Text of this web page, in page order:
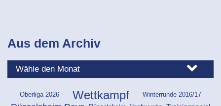
Aus dem Archiv
Oberliga 2026 Wettkampf Winterrunde 2016/17